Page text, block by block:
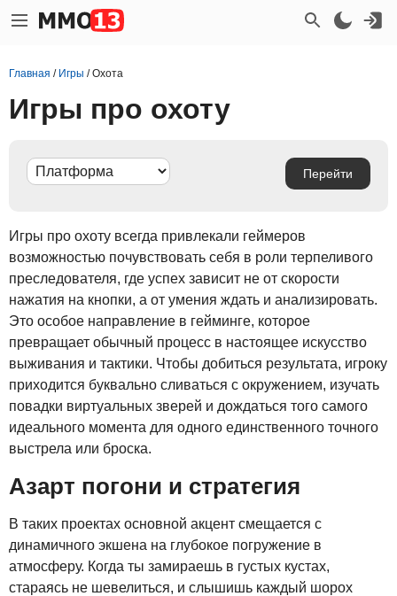
Главная / Игры /Охота
Игры про охоту
Игры про охоту всегда привлекали геймеров
возможностью почувствовать себя в роли терпеливого
преследователя, где успех зависит не от скорости
нажатия на кнопки, а от умения ждать и анализировать.
Это особое направление в гейминге, которое
превращает обычный процесс в настоящее искусство
выживания и тактики. Чтобы добиться результата, игроку
приходится буквально сливаться с окружением, изучать
повадки виртуальных зверей и дождаться того самого
идеального момента для одного единственного точного
выстрела или броска.
Азарт погони и стратегия
В таких проектах основной акцент смещается с
динамичного экшена на глубокое погружение в
атмосферу. Когда ты замираешь в густых кустах,
стараясь не шевелиться, и слышишь каждый шорох